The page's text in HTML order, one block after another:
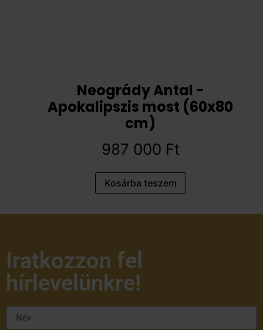
Neogrády Antal -
Apokalipszis most (60x80
cm)
987 000 Ft
Kosárba teszem
Iratkozzon fel
hírlevelünkre!